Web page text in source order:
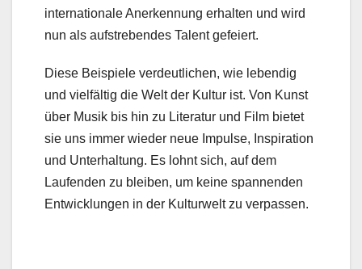
internationale Anerkennung erhalten und wird
nun als aufstrebendes Talent gefeiert.
Diese Beispiele verdeutlichen, wie lebendig
und vielfältig die Welt der Kultur ist. Von Kunst
über Musik bis hin zu Literatur und Film bietet
sie uns immer wieder neue Impulse, Inspiration
und Unterhaltung. Es lohnt sich, auf dem
Laufenden zu bleiben, um keine spannenden
Entwicklungen in der Kulturwelt zu verpassen.